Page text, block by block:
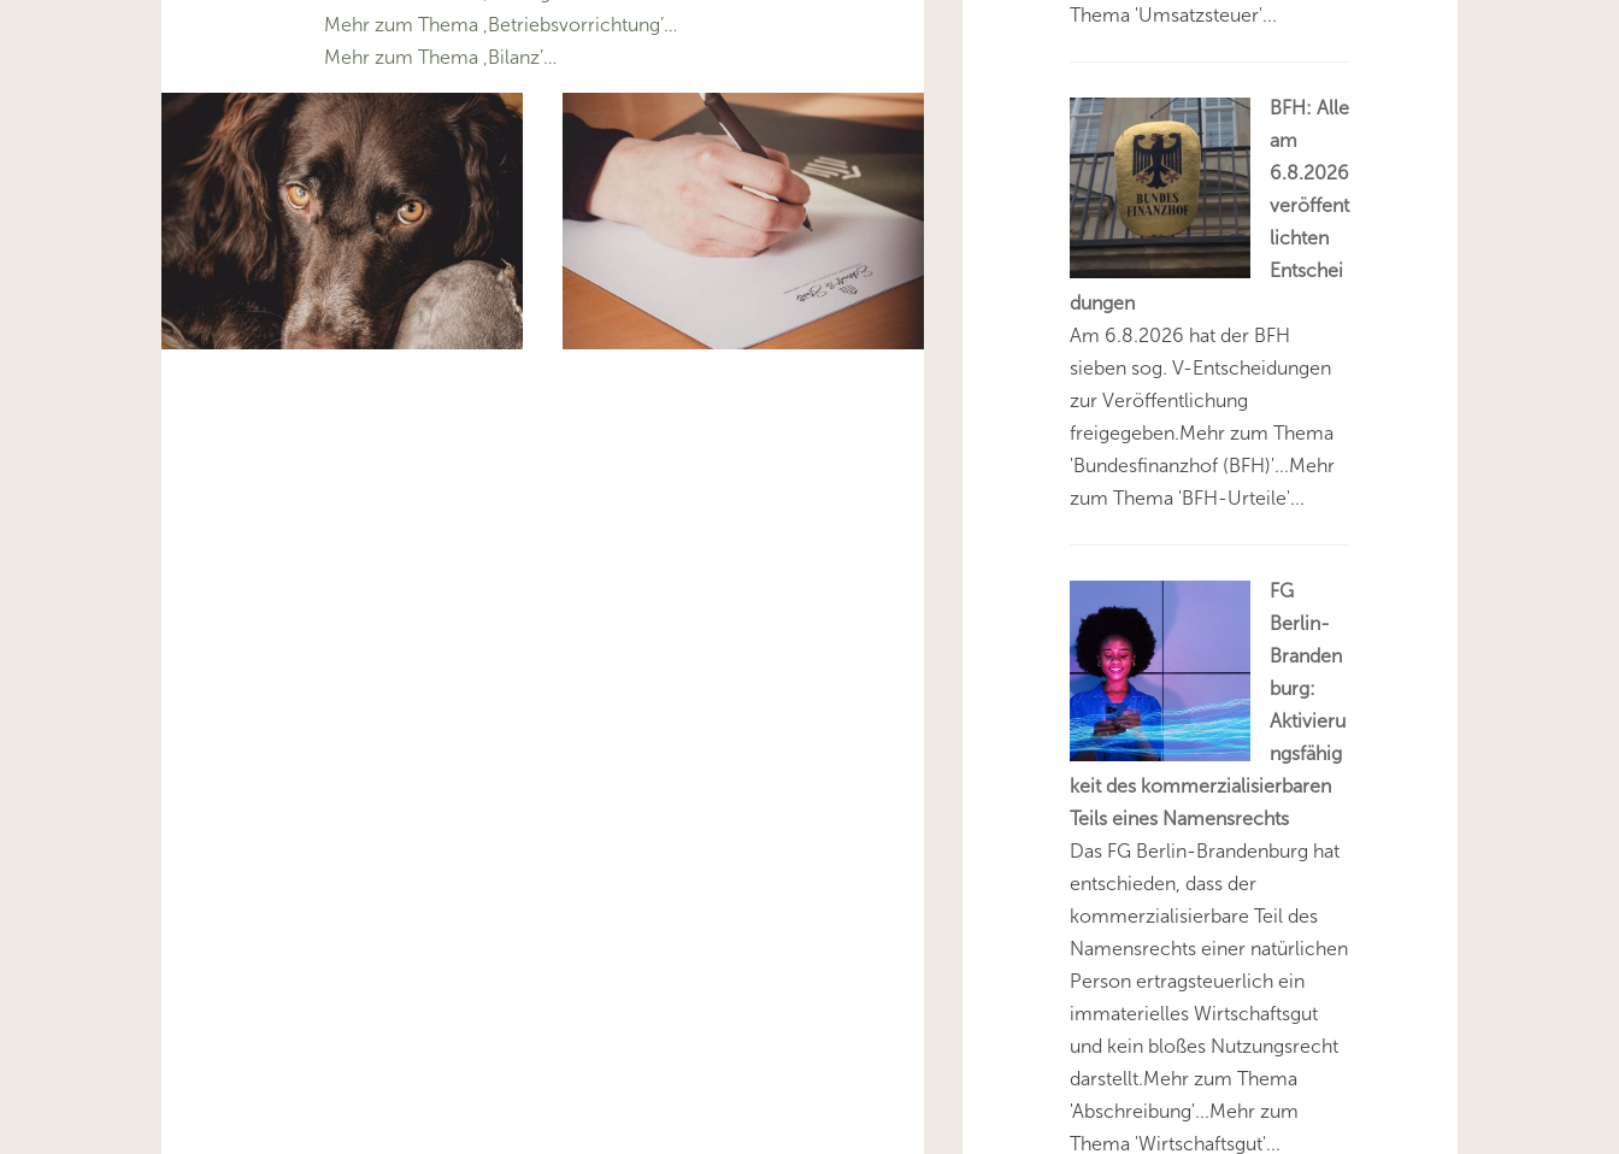
Mehr zum Thema ‚Betriebsvorrichtung’…
Mehr zum Thema ‚Bilanz’…
Thema 'Umsatzsteuer'...
BFH: Alle
am
6.8.2026
veröffent
lichten
Entschei
dungen
Am 6.8.2026 hat der BFH
sieben sog. V-Entscheidungen
zur Veröffentlichung
freigegeben.Mehr zum Thema
'Bundesfinanzhof (BFH)'...Mehr
zum Thema 'BFH-Urteile'...
FG
Berlin-
Branden
burg:
Aktivieru
ngsfähig
keit des kommerzialisierbaren
Teils eines Namensrechts
Das FG Berlin-Brandenburg hat
entschieden, dass der
kommerzialisierbare Teil des
Namensrechts einer natürlichen
Person ertragsteuerlich ein
immaterielles Wirtschaftsgut
und kein bloßes Nutzungsrecht
darstellt.Mehr zum Thema
'Abschreibung'...Mehr zum
Thema 'Wirtschaftsgut'...